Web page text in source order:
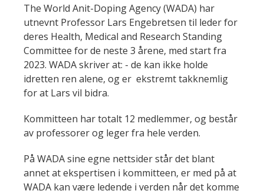
Nyheter
hovedbilde
The World Anit-Doping Agency (WADA) har
utnevnt Professor Lars Engebretsen til leder for
deres Health, Medical and Research Standing
Committee for de neste 3 årene, med start fra
2023. WADA skriver at: - de kan ikke holde
idretten ren alene, og er ekstremt takknemlig
for at Lars vil bidra.
Kommitteen har totalt 12 medlemmer, og består
av professorer og leger fra hele verden.
På WADA sine egne nettsider står det blant
annet at ekspertisen i kommitteen, er med på at
WADA kan være ledende i verden når det komme